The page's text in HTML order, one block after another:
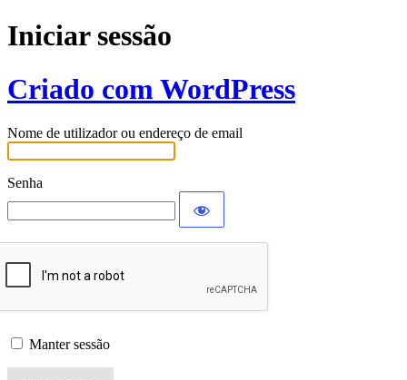
Iniciar sessão
Criado com WordPress
Nome de utilizador ou endereço de email
Senha
Manter sessão